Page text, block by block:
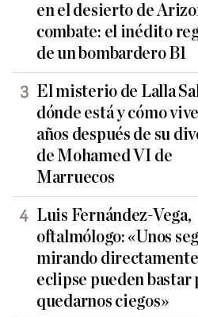
en el desierto de
combate: el inédito
de un bombardero B1
El misterio de Lalla
dónde está y cómo
años después de su
de Mohamed VI de
Marruecos
Luis Fernández-Vega,
oftalmólogo: «Unos
mirando
eclipse pueden bastar
quedarnos ciegos»